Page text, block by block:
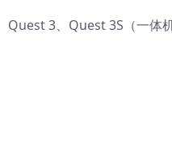
3、Quest 3S（一体机